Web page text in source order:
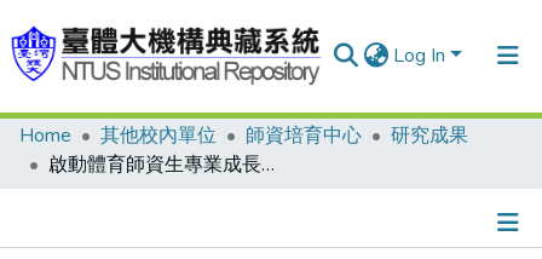
Log In
Communities & Collections
Home 其他校內單位 師資培育中心
研究成果
啟動體育師資生專業成長飛輪： 建構學生學習社群提升「體育領域教學實習」課程學習成效之研究(教育部教學實踐研究計畫成果報告)